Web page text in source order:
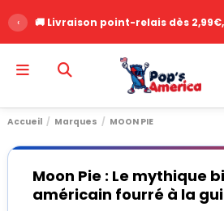
‹ 🚚 Livraison point-relais dès
Accueil Marques MOON PIE
Moon Pie : Le mythique
américain fourré à la